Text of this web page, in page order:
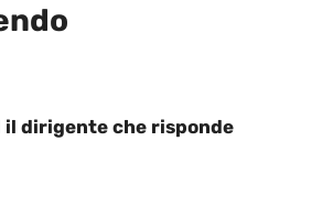
dirigente che risponde